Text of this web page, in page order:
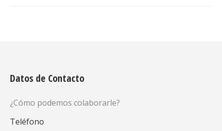
Datos de Contacto
¿Cómo podemos colaborarle?
Teléfono